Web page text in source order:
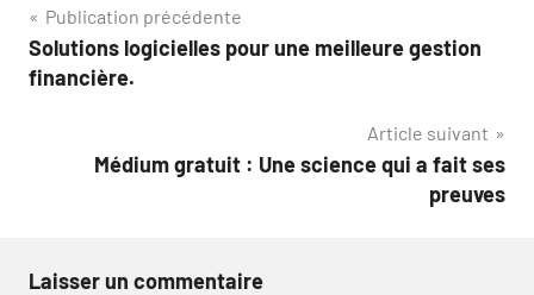
Navigation
de
Publication précédente
Solutions logicielles pour une meilleure gestion
financière.
Article suivant
Médium gratuit : Une science qui a fait ses
preuves
Laisser un commentaire